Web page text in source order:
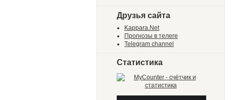
Друзья сайта
Kappara.Net
Прогнозы в телеге
Telegram channel
Статистика